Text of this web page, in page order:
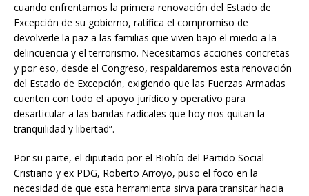
cuando enfrentamos la primera renovación del Estado de
Excepción de su gobierno, ratifica el compromiso de
devolverle la paz a las familias que viven bajo el miedo a la
delincuencia y el terrorismo. Necesitamos acciones concretas
y por eso, desde el Congreso, respaldaremos esta renovación
del Estado de Excepción, exigiendo que las Fuerzas Armadas
cuenten con todo el apoyo jurídico y operativo para
desarticular a las bandas radicales que hoy nos quitan la
tranquilidad y libertad”.
Por su parte, el diputado por el Biobío del Partido Social
Cristiano y ex PDG, Roberto Arroyo, puso el foco en la
necesidad de que esta herramienta sirva para transitar hacia